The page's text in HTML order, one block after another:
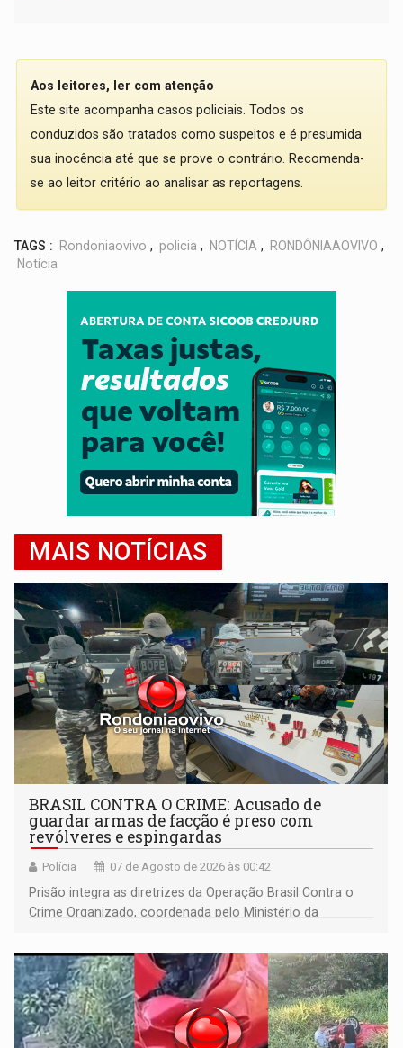
Aos leitores, ler com atenção
Este site acompanha casos policiais. Todos os
conduzidos são tratados como suspeitos e é presumida
sua inocência até que se prove o contrário. Recomenda-
se ao leitor critério ao analisar as reportagens.
TAGS : Rondoniaovivo , policia , NOTÍCIA , RONDÔNIAAOVIVO ,
Notícia
MAIS NOTÍCIAS
BRASIL CONTRA O CRIME: Acusado de
guardar armas de facção é preso com
revólveres e espingardas
Polícia 07 de Agosto de 2026 às 00:42
Prisão integra as diretrizes da Operação Brasil Contra o
Crime Organizado, coordenada pelo Ministério da